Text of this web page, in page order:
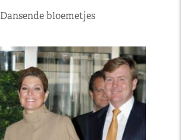
Dansende bloemetjes